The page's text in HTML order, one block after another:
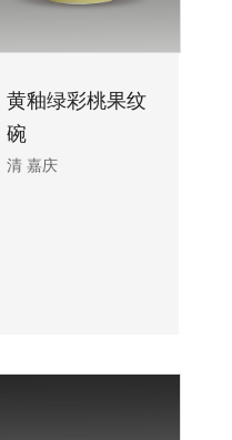
黄釉绿彩桃果纹
碗
清 嘉庆